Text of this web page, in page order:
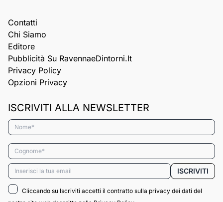
Contatti
Chi Siamo
Editore
Pubblicità Su RavennaeDintorni.it
Privacy Policy
Opzioni Privacy
ISCRIVITI ALLA NEWSLETTER
Nome*
Cognome*
Email* ISCRIVITI
Cliccando su Iscriviti accetti il contratto sulla privacy dei dati del